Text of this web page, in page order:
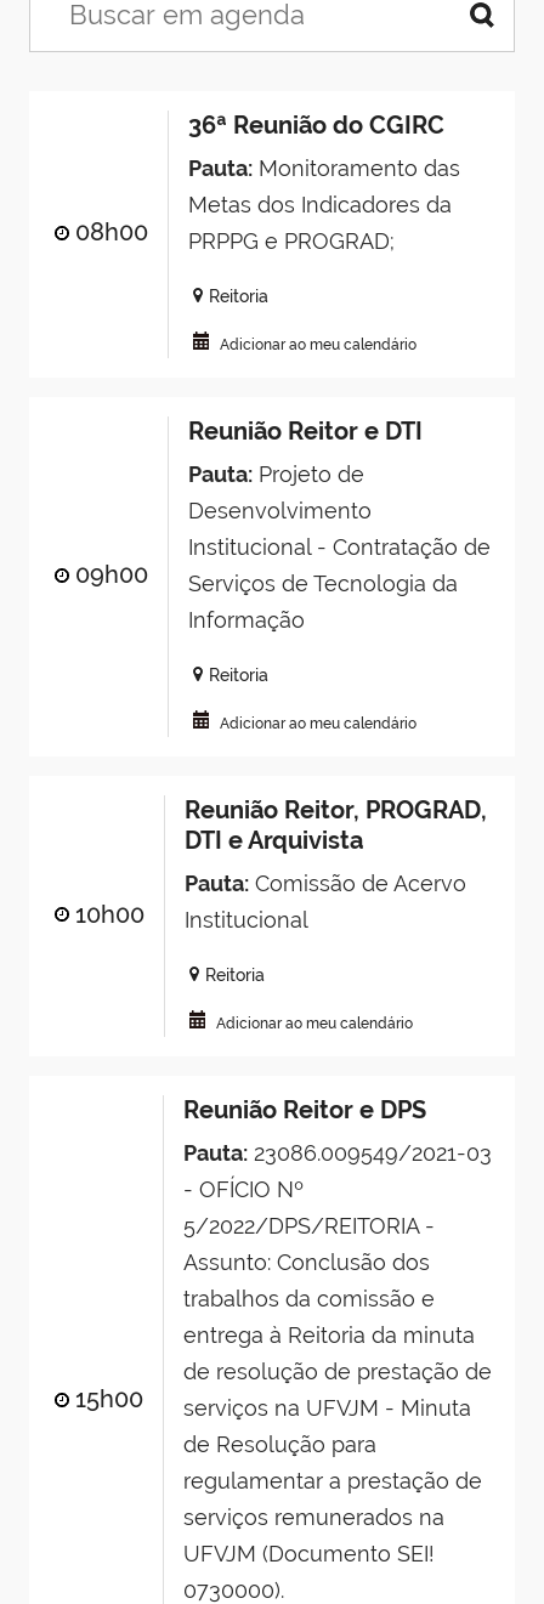
08h00
36ª Reunião do CGIRC
Pauta:Monitoramento das
Metas dos Indicadores da
PRPPG e PROGRAD;
Reitoria
Adicionar ao meu calendário
09h00
Reunião Reitor e DTI
Pauta:Projeto de
Desenvolvimento
Institucional - Contratação de
Serviços de Tecnologia da
Informação
Reitoria
Adicionar ao meu calendário
10h00
Reunião Reitor, PROGRAD,
DTI e Arquivista
Pauta:Comissão de Acervo
Institucional
Reitoria
Adicionar ao meu calendário
15h00
Reunião Reitor e DPS
Pauta:23086.009549/2021-03
- OFÍCIO Nº
5/2022/DPS/REITORIA -
Assunto: Conclusão dos
trabalhos da comissão e
entrega à Reitoria da minuta
de resolução de prestação de
serviços na UFVJM - Minuta
de Resolução para
regulamentar a prestação de
serviços remunerados na
UFVJM (Documento SEI!
0730000).